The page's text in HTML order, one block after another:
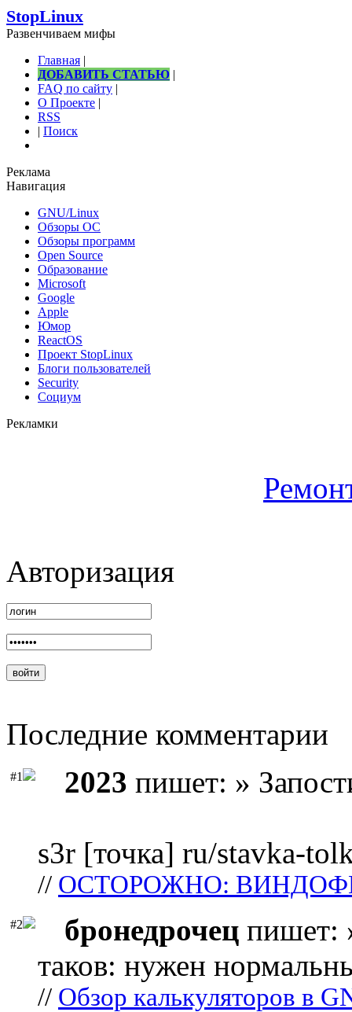
StopLinux
Развенчиваем мифы
Главная |
ДОБАВИТЬ СТАТЬЮ |
FAQ по сайту |
О Проекте |
RSS
| Поиск
Реклама
Навигация
GNU/Linux
Обзоры ОС
Обзоры программ
Open Source
Образование
Microsoft
Google
Apple
Юмор
ReactOS
Проект StopLinux
Блоги пользователей
Security
Социум
Рекламки
Авторизация
Последние комментарии
#1 2023 пишет: »
s3r [точка] ru/stavka-
// ОСТОРОЖНО:
#2 бронедрочец пишет:
таков: нужен
// Обзор калькуляторов в